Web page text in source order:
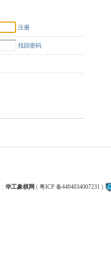
注册
找回密码
华工象棋网 ( 粤ICP 备4404034007231 )